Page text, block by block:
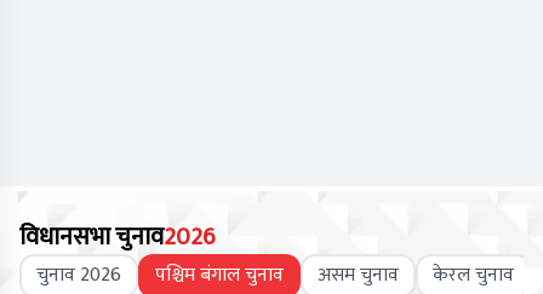
विधानसभा चुनाव2026
चुनाव 2026 पश्चिम बंगाल चुनाव असम चुनाव केरल चुनाव